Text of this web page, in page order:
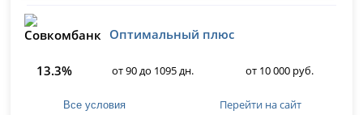
Оптимальный плюс
13.3% от 90 до 1095 дн. от 10 000 руб.
Все условия Перейти на сайт